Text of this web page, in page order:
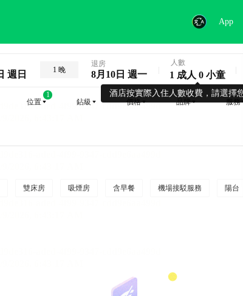
App
週日 1 晚
退房
8月10日 週一
酒店按實際入住人數收費，請選擇
人數
1 成人 0 小童
位置
1
鉆級
價格 品牌 服務
雙床房 吸煙房 含早餐 機場接駁服務 陽台